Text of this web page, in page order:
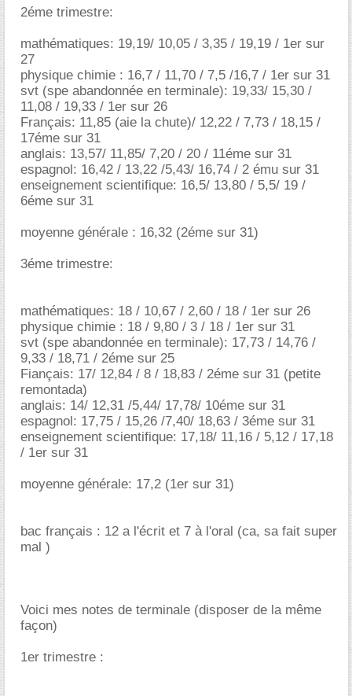
2éme trimestre:
mathématiques: 19,19/ 10,05 / 3,35 / 19,19 / 1er sur
27
physique chimie : 16,7 / 11,70 / 7,5 /16,7 / 1er sur 31
svt (spe abandonnée en terminale): 19,33/ 15,30 /
11,08 / 19,33 / 1er sur 26
Français: 11,85 (aie la chute)/ 12,22 / 7,73 / 18,15 /
17éme sur 31
anglais: 13,57/ 11,85/ 7,20 / 20 / 11éme sur 31
espagnol: 16,42 / 13,22 /5,43/ 16,74 / 2 ému sur 31
enseignement scientifique: 16,5/ 13,80 / 5,5/ 19 /
6éme sur 31
moyenne générale : 16,32 (2éme sur 31)
3éme trimestre:
mathématiques: 18 / 10,67 / 2,60 / 18 / 1er sur 26
physique chimie : 18 / 9,80 / 3 / 18 / 1er sur 31
svt (spe abandonnée en terminale): 17,73 / 14,76 /
9,33 / 18,71 / 2éme sur 25
Fiançais: 17/ 12,84 / 8 / 18,83 / 2éme sur 31 (petite
remontada)
anglais: 14/ 12,31 /5,44/ 17,78/ 10éme sur 31
espagnol: 17,75 / 15,26 /7,40/ 18,63 / 3éme sur 31
enseignement scientifique: 17,18/ 11,16 / 5,12 / 17,18
/ 1er sur 31
moyenne générale: 17,2 (1er sur 31)
bac français : 12 a l'écrit et 7 à l'oral (ca, sa fait super
mal )
Voici mes notes de terminale (disposer de la même
façon)
1er trimestre :